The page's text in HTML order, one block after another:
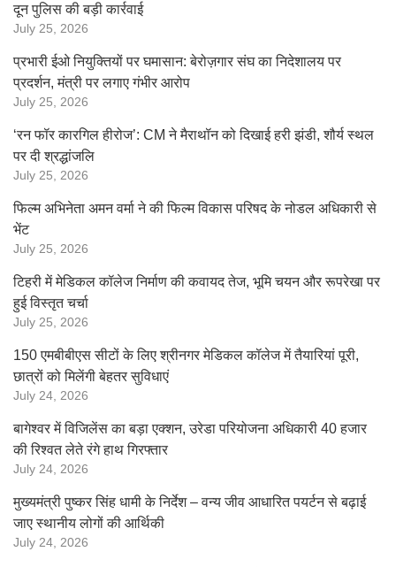
दून पुलिस की बड़ी कार्रवाई
July 25, 2026
प्रभारी ईओ नियुक्तियों पर घमासान: बेरोज़गार संघ का निदेशालय पर
प्रदर्शन, मंत्री पर लगाए गंभीर आरोप
July 25, 2026
‘रन फॉर कारगिल हीरोज’: CM ने मैराथॉन को दिखाई हरी झंडी, शौर्य स्थल
पर दी श्रद्धांजलि
July 25, 2026
फिल्म अभिनेता अमन वर्मा ने की फिल्म विकास परिषद के नोडल अधिकारी से
भेंट
July 25, 2026
टिहरी में मेडिकल कॉलेज निर्माण की कवायद तेज, भूमि चयन और रूपरेखा पर
हुई विस्तृत चर्चा
July 25, 2026
150 एमबीबीएस सीटों के लिए श्रीनगर मेडिकल कॉलेज में तैयारियां पूरी,
छात्रों को मिलेंगी बेहतर सुविधाएं
July 24, 2026
बागेश्वर में विजिलेंस का बड़ा एक्शन, उरेडा परियोजना अधिकारी 40 हजार
की रिश्वत लेते रंगे हाथ गिरफ्तार
July 24, 2026
मुख्यमंत्री पुष्कर सिंह धामी के निर्देश – वन्य जीव आधारित पयर्टन से बढ़ाई
जाए स्थानीय लोगों की आर्थिकी
July 24, 2026